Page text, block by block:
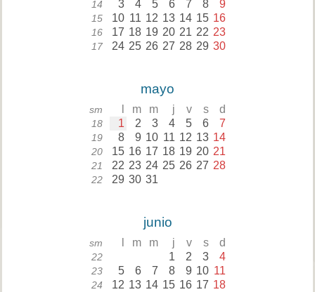
14 3 4 5 6 7 8 9
15 10 11 12 13 14 15 16
16 17 18 19 20 21 22 23
17 24 25 26 27 28 29 30
mayo
sm m m j v s d
18 1 2 3 4 5 6 7
19 8 9 10 11 12 13 14
20 15 16 17 18 19 20 21
21 22 23 24 25 26 27 28
22 29 30 31
junio
sm m m j v s d
22 1 2 3 4
23 5 6 7 8 9 10 11
24 12 13 14 15 16 17 18